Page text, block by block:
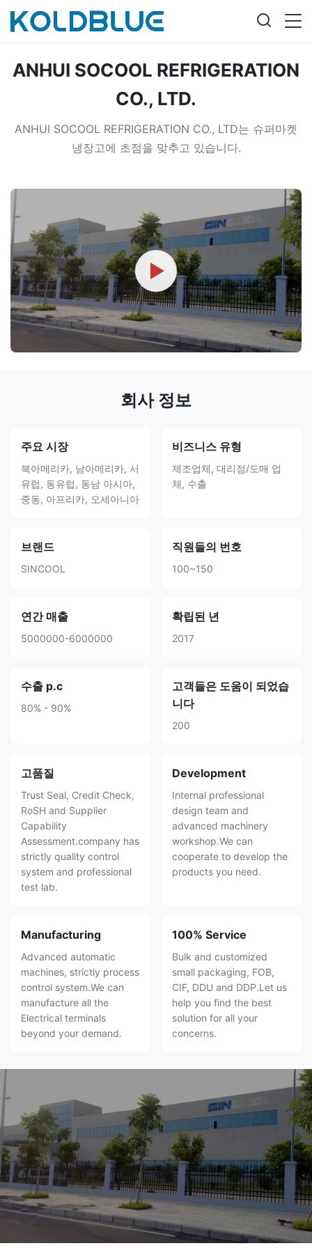
ANHUI SOCOOL REFRIGERATION
CO., LTD.
ANHUI SOCOOL REFRIGERATION CO., LTD는 슈퍼마켓
냉장고에 초점을 맞추고 있습니다.
회사 정보
주요 시장
북아메리카, 남아메리카, 서
유럽, 동유럽, 동남 아시아,
중동, 아프리카, 오세아니아
비즈니스 유형
제조업체, 대리점/도매 업
체, 수출
브랜드
SINCOOL
직원들의 번호
100~150
연간 매출
5000000-6000000
확립된 년
2017
수출 p.c
80% - 90%
고객들은 도움이 되었습
니다
200
고품질
Trust Seal, Credit Check,
RoSH and Supplier
Capability
Assessment.company has
strictly quality control
system and professional
test lab.
Development
Internal professional
design team and
advanced machinery
workshop.We can
cooperate to develop the
products you need.
Manufacturing
Advanced automatic
machines, strictly process
control system.We can
manufacture all the
Electrical terminals
beyond your demand.
100% Service
Bulk and customized
small packaging, FOB,
CIF, DDU and DDP.Let us
help you find the best
solution for all your
concerns.